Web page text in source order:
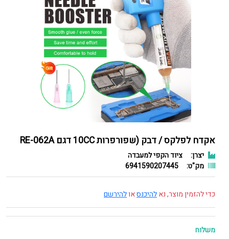
אקדח לפלקס / דבק (שפורפרות 10CC דגם RE-062A
יצרן:
ציוד הקפי למעבדה
מק"ט:
6941590207445
כדי להזמין מוצר, נאלהיכנסאולהירשם
משלוח